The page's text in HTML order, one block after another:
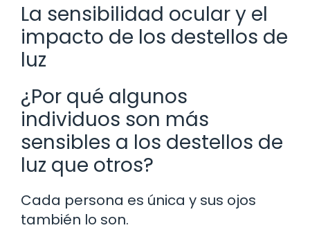
La sensibilidad ocular y el
impacto de los destellos de
luz
¿Por qué algunos
individuos son más
sensibles a los destellos de
luz que otros?
Cada persona es única y sus ojos
también lo son.